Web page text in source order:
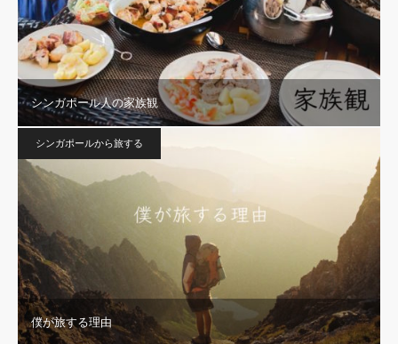
シンガポール人の家族観
シンガポールから旅する
僕が旅する理由